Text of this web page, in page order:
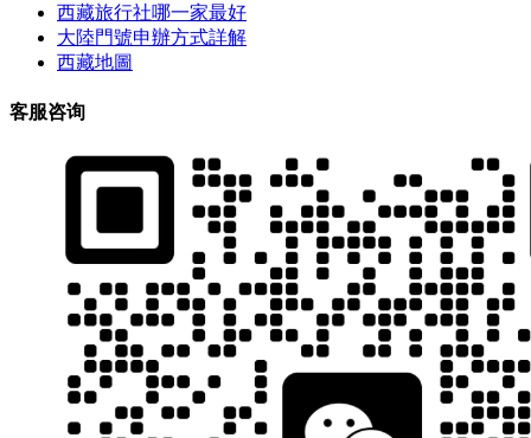
西藏旅行社哪一家最好
大陸門號申辦方式詳解
西藏地圖
客服咨询